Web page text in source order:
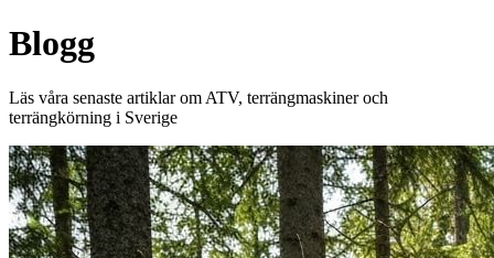
Blogg
Läs våra senaste artiklar om ATV, terrängmaskiner och
terrängkörning i Sverige